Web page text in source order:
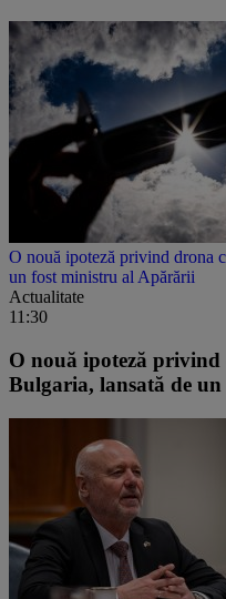
O nouă ipoteză privind drona
un fost ministru al Apărării
Actualitate
11:30
O nouă ipoteză
Bulgaria, lansată de